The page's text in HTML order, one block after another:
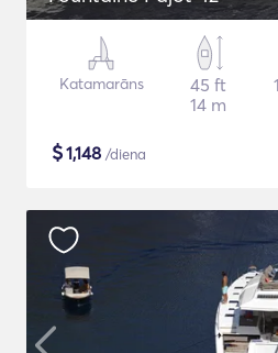
Katamarāns
45 ft
14 m
$1,148 /diena